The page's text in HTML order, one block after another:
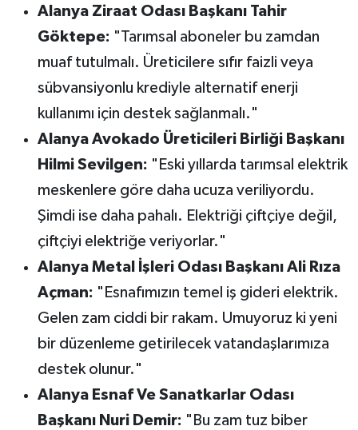
Alanya Ziraat Odası Başkanı Tahir
Göktepe: "Tarımsal aboneler bu zamdan
muaf tutulmalı. Üreticilere sıfır faizli veya
sübvansiyonlu krediyle alternatif enerji
kullanımı için destek sağlanmalı."
Alanya Avokado Üreticileri Birliği Başkanı
Hilmi Sevilgen: "Eski yıllarda tarımsal elektrik
meskenlere göre daha ucuza veriliyordu.
Şimdi ise daha pahalı. Elektriği çiftçiye değil,
çiftçiyi elektriğe veriyorlar."
Alanya Metal İşleri Odası Başkanı Ali Rıza
Açman: "Esnafımızın temel iş gideri elektrik.
Gelen zam ciddi bir rakam. Umuyoruz ki yeni
bir düzenleme getirilecek vatandaşlarımıza
destek olunur."
Alanya Esnaf Ve Sanatkarlar Odası
Başkanı Nuri Demir: "Bu zam tuz biber